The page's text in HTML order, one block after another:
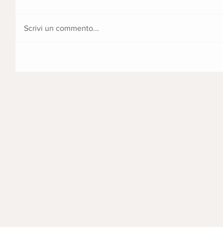
Scrivi un commento...